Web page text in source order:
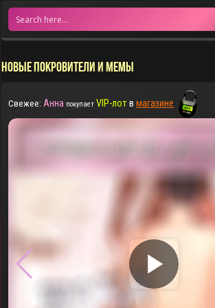
НОВЫЕ ПОКРОВИТЕЛИ И МЕМЫ
Свежее: Анна покупает VIP-лотвмагазине
▶